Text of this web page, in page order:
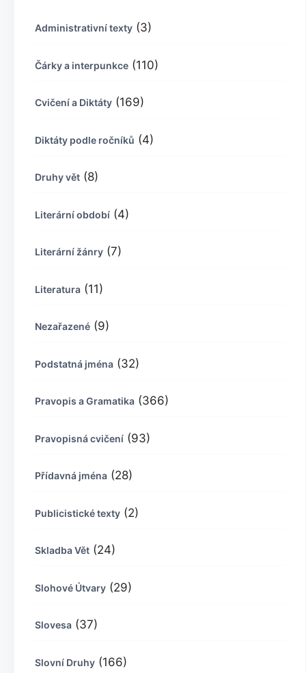
Administrativní texty (3)
Čárky a interpunkce (110)
Cvičení a Diktáty (169)
Diktáty podle ročníků (4)
Druhy vět (8)
Literární období (4)
Literární žánry (7)
Literatura (11)
Nezařazené (9)
Podstatná jména (32)
Pravopis a Gramatika (366)
Pravopisná cvičení (93)
Přídavná jména (28)
Publicistické texty (2)
Skladba Vět (24)
Slohové Útvary (29)
Slovesa (37)
Slovní Druhy (166)